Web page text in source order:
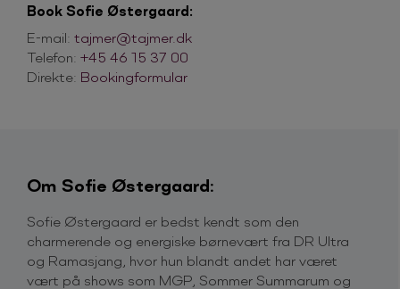
Book Sofie Østergaard:
E-mail: tajmer@tajmer.dk
Telefon: +45 46 15 37 00
Direkte: Bookingformular
Om Sofie Østergaard:
Sofie Østergaard er bedst kendt som den
charmerende og energiske børnevært fra DR Ultra
og Ramasjang, hvor hun blandt andet har været
vært på shows som MGP, Sommer Summarum og